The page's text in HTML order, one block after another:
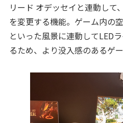
リード オデッセイと連動して
を変更する機能。ゲーム内の
といった風景に連動してLED
るため、より没入感のあるゲ